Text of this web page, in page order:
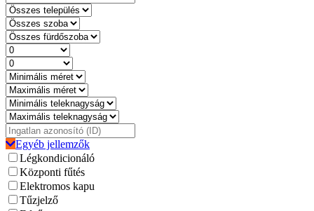
Egyéb jellemzők
Légkondicionáló
Központi fűtés
Elektromos kapu
Tűzjelző